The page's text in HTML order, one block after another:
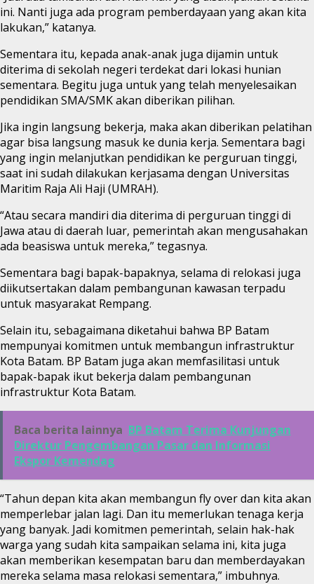
ini. Nanti juga ada program pemberdayaan yang akan kita
lakukan,” katanya.
Sementara itu, kepada anak-anak juga dijamin untuk
diterima di sekolah negeri terdekat dari lokasi hunian
sementara. Begitu juga untuk yang telah menyelesaikan
pendidikan SMA/SMK akan diberikan pilihan.
Jika ingin langsung bekerja, maka akan diberikan pelatihan
agar bisa langsung masuk ke dunia kerja. Sementara bagi
yang ingin melanjutkan pendidikan ke perguruan tinggi,
saat ini sudah dilakukan kerjasama dengan Universitas
Maritim Raja Ali Haji (UMRAH).
“Atau secara mandiri dia diterima di perguruan tinggi di
Jawa atau di daerah luar, pemerintah akan mengusahakan
ada beasiswa untuk mereka,” tegasnya.
Sementara bagi bapak-bapaknya, selama di relokasi juga
diikutsertakan dalam pembangunan kawasan terpadu
untuk masyarakat Rempang.
Selain itu, sebagaimana diketahui bahwa BP Batam
mempunyai komitmen untuk membangun infrastruktur
Kota Batam. BP Batam juga akan memfasilitasi untuk
bapak-bapak ikut bekerja dalam pembangunan
infrastruktur Kota Batam.
Baca berita lainnya BP Batam Terima Kunjungan
Direktur Pengembangan Pasar dan Informasi
Ekspor Kemendag
“Tahun depan kita akan membangun fly over dan kita akan
memperlebar jalan lagi. Dan itu memerlukan tenaga kerja
yang banyak. Jadi komitmen pemerintah, selain hak-hak
warga yang sudah kita sampaikan selama ini, kita juga
akan memberikan kesempatan baru dan memberdayakan
mereka selama masa relokasi sementara,” imbuhnya.